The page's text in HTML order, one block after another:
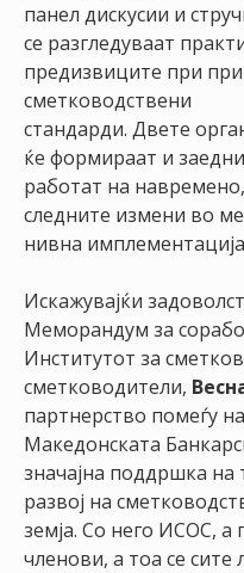
панел дискусии и
се разгледуваат
предизвиците при
сметководствени
стандарди. Двете
ќе формираат и
работат на
следните измени во
нивна
Искажувајќи
Меморандум за
Институтот за
сметководители,
партнерство помеѓу
Македонската
значајна поддршка на
развој на
земја. Со него ИСОС, а
членови, а тоа се